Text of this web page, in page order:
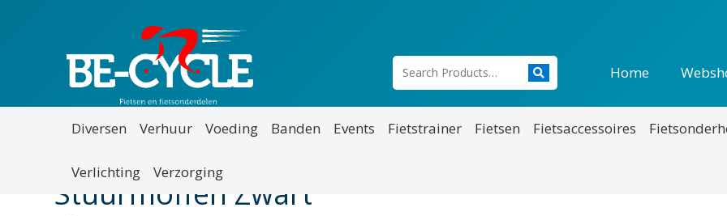
Home
Diversen Verhuur Voeding Banden Events Fietstrainer Fietsen Fietsaccessoires
Verlichting Verzorging
Stuurmoffen Zwart